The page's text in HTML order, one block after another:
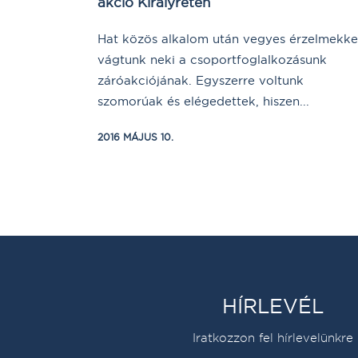
Hat közös alkalom után vegyes
vágtunk neki a csoportfoglalkozásunk
záróakciójának. Egyszerre voltunk
szomorúak és elégedettek, hiszen...
2016 MÁJUS 10.
HÍRLEVÉL
Iratkozzon fel hírlevelünkre